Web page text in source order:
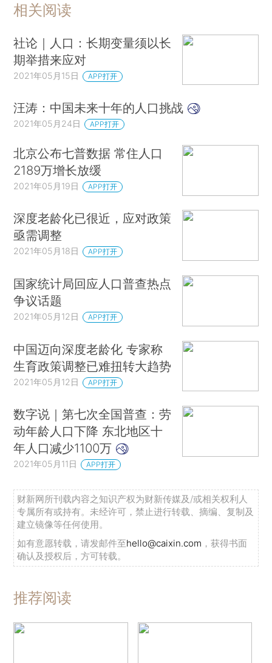
相关阅读
社论｜人口：长期变量须以长
期举措来应对
2021年05月15日 APP打开
汪涛：中国未来十年的人口挑战
2021年05月24日 APP打开
北京公布七普数据 常住人口
2189万增长放缓
2021年05月19日 APP打开
深度老龄化已很近，应对政策
亟需调整
2021年05月18日 APP打开
国家统计局回应人口普查热点
争议话题
2021年05月12日 APP打开
中国迈向深度老龄化 专家称
生育政策调整已难扭转大趋势
2021年05月12日 APP打开
数字说｜第七次全国普查：劳
动年龄人口下降 东北地区十
年人口减少1100万
2021年05月11日 APP打开
财新网所刊载内容之知识产权为财新传媒及/或相关权利人
专属所有或持有。未经许可，禁止进行转载、摘编、复制及
建立镜像等任何使用。
如有意愿转载，请发邮件至hello@caixin.com ，获得书面
确认及授权后，方可转载。
推荐阅读